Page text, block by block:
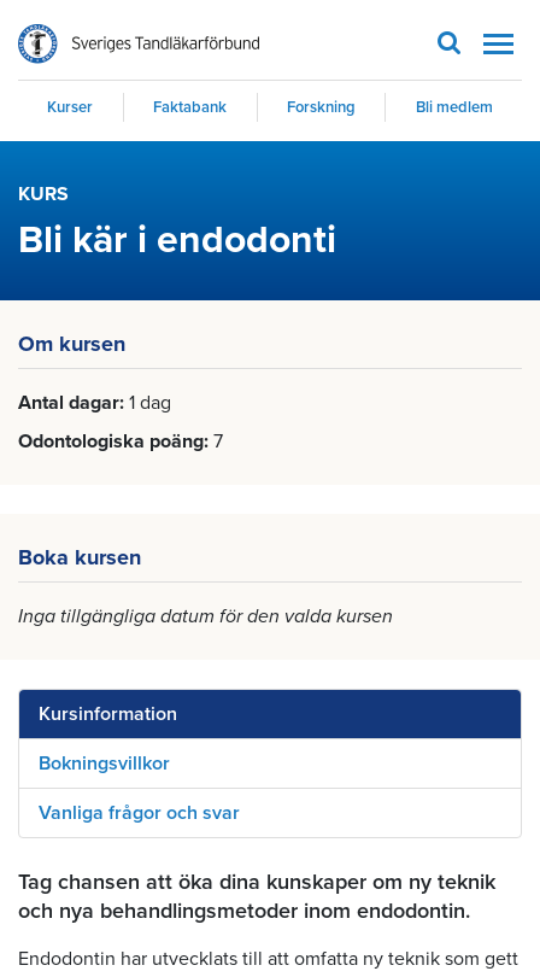
Kurser Faktabank Forskning Bli medlem
KURS
Bli kär i endodonti
Om kursen
Antal dagar 1 dag
Odontologiska poäng 7
Boka kursen
Inga tillgängliga datum för den valda kursen
Kursinformation
Bokningsvillkor
Vanliga frågor och svar
Tag chansen att öka dina kunskaper om ny teknik
och nya behandlingsmetoder inom endodontin.
Endodontin har utvecklats till att omfatta ny teknik som gett